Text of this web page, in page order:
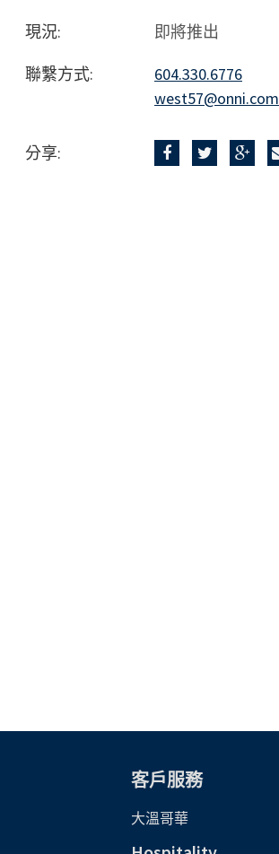
現況: 即將推出
聯繫方式:
604.330.6776
west57@onni.com
分享:
客戶服務
大溫哥華